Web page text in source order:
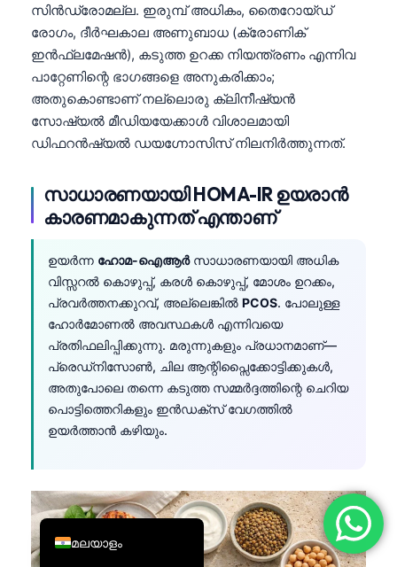
സിന്‍ഡ്രോമല്ല. ഇരുമ്പ് അധികം, തൈറോയ്ഡ്
രോഗം, ദീർഘകാല അണുബാധ (ക്രോണിക്
ഇൻഫ്ലമേഷൻ), കടുത്ത ഉറക്ക നിയന്ത്രണം എന്നിവ
പാറ്റേണിന്റെ ഭാഗങ്ങളെ അനുകരിക്കാം;
അതുകൊണ്ടാണ് നല്ലൊരു ക്ലിനീഷ്യൻ
സോഷ്യൽ മീഡിയയേക്കാൾ വിശാലമായി
ഡിഫറൻഷ്യൽ ഡയഗ്നോസിസ് നിലനിർത്തുന്നത്.
സാധാരണയായി HOMA-IR ഉയരാൻ
കാരണമാകുന്നത് എന്താണ്
ഉയർന്ന ഹോമ-ഐആർസാധാരണയായി അധിക
വിസ്സറൽ കൊഴുപ്പ്, കരൾ കൊഴുപ്പ്, മോശം ഉറക്കം,
പ്രവർത്തനക്കുറവ്, അല്ലെങ്കിൽ PCOS. പോലുള്ള
ഹോർമോണൽ അവസ്ഥകൾ എന്നിവയെ
പ്രതിഫലിപ്പിക്കുന്നു. മരുന്നുകളും പ്രധാനമാണ്—
പ്രെഡ്നിസോൺ, ചില ആന്റിപ്സൈക്കോട്ടിക്കുകൾ,
അതുപോലെ തന്നെ കടുത്ത സമ്മർദ്ദത്തിന്റെ ചെറിയ
പൊട്ടിത്തെറികളും ഇൻഡക്സ് വേഗത്തിൽ
ഉയർത്താൻ കഴിയും.
മലയാളം
English
Français
עִבְרִית
Italiano
Español
Português
Ελληνικά
Română
简体中文
Dansk
Nederlands
हिन्दी
Bahasa Indonesia